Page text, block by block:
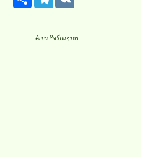
е
с
р
с
e
g
r
Алла Рыбникова